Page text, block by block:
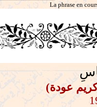
La phrase en
عودة)